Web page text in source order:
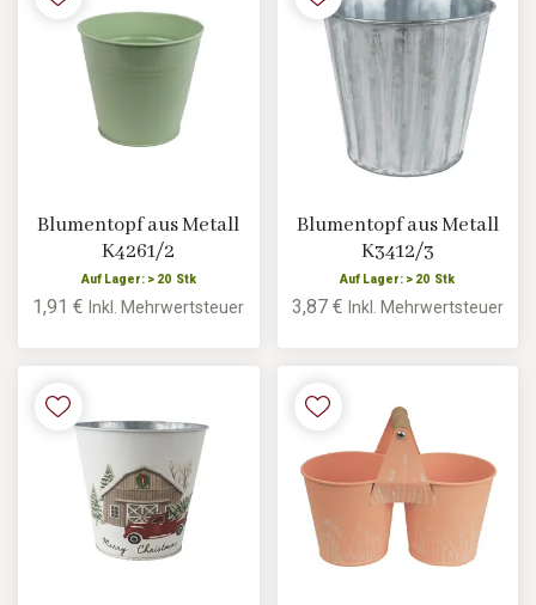
Blumentopf aus Metall
K4261/2
Auf Lager: > 20 Stk
1,91 €Inkl. Mehrwertsteuer
Blumentopf aus Metall
K3412/3
Auf Lager: > 20 Stk
3,87 € Inkl. Mehrwertsteuer